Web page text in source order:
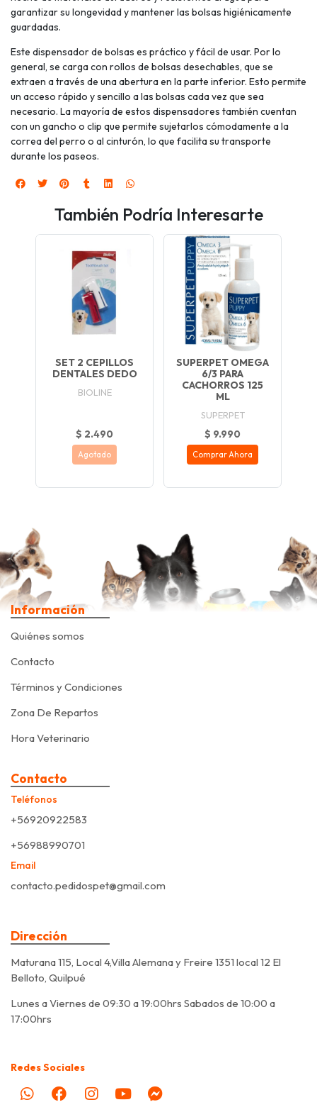
garantizar su longevidad y mantener las bolsas higiénicamente
guardadas.
Este dispensador de bolsas es práctico y fácil de usar. Por lo
general, se carga con rollos de bolsas desechables, que se
extraen a través de una abertura en la parte inferior. Esto permite
un acceso rápido y sencillo a las bolsas cada vez que sea
necesario. La mayoría de estos dispensadores también cuentan
con un gancho o clip que permite sujetarlos cómodamente a la
correa del perro o al cinturón, lo que facilita su transporte
durante los paseos.
También Podría Interesarte
SET 2 CEPILLOS
DENTALES DEDO
BIOLINE
$ 2.490
Agotado
SUPERPET OMEGA
6/3 PARA
CACHORROS 125
ML
SUPERPET
$ 9.990
Comprar Ahora
Información
Quiénes somos
Contacto
Términos y Condiciones
Zona De Repartos
Hora Veterinario
Contacto
Teléfonos
+56920922583
+56988990701
Email
contacto.pedidospet@gmail.com
Dirección
Maturana 115, Local 4,Villa Alemana y Freire 1351 local 12 El
Belloto, Quilpué
Lunes a Viernes de 09:30 a 19:00hrs Sabados de 10:00 a
17:00hrs
Redes Sociales